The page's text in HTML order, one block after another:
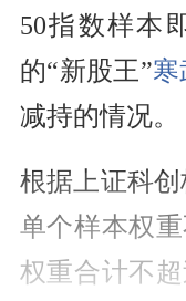
50指数样本
的“新股王”寒
减持的情况。
根据上证科创
单个样本权
权重合计不